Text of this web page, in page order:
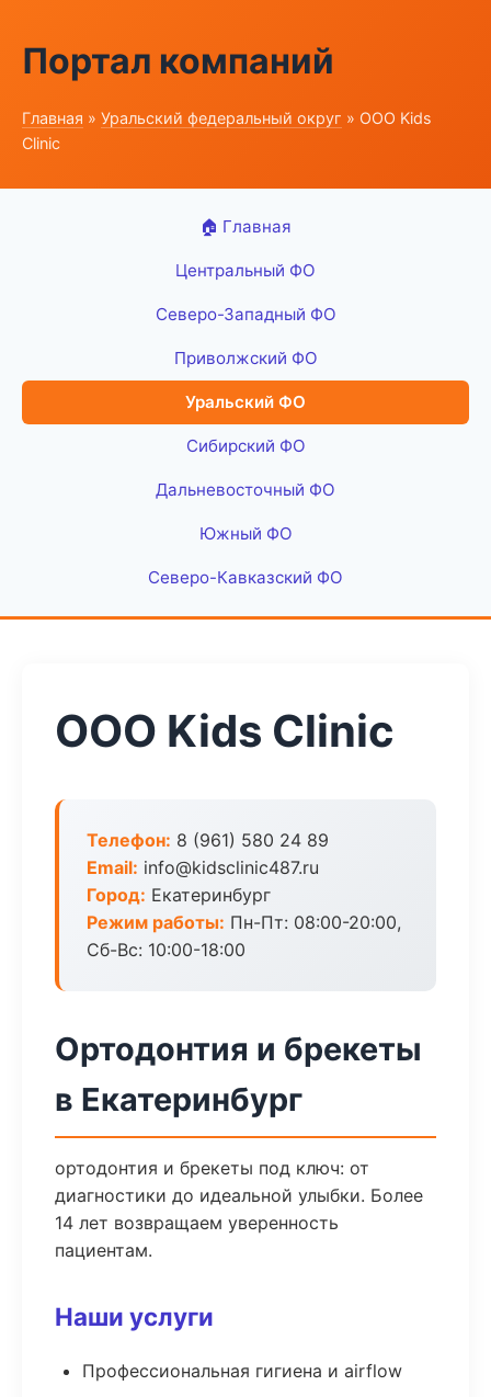
Портал компаний
Главная » Уральский федеральный округ » ООО Kids
Clinic
🏠 Главная
Центральный ФО
Северо-Западный ФО
Приволжский ФО
Уральский ФО
Сибирский ФО
Дальневосточный ФО
Южный ФО
Северо-Кавказский ФО
ООО Kids Clinic
Телефон: 8 (961) 580 24 89
Email: info@kidsclinic487.ru
Город: Екатеринбург
Режим работы: Пн-Пт: 08:00-20:00,
Сб-Вс: 10:00-18:00
Ортодонтия и брекеты
в Екатеринбург
ортодонтия и брекеты под ключ: от
диагностики до идеальной улыбки. Более
14 лет возвращаем уверенность
пациентам.
Наши услуги
Профессиональная гигиена и airflow